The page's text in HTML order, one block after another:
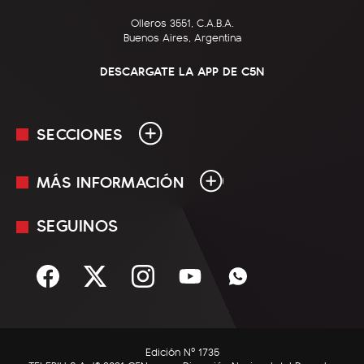
Olleros 3551, C.A.B.A.
Buenos Aires, Argentina
DESCARGATE LA APP DE C5N
SECCIONES
En Vivo
Sociedad
C5N Autos
MÁS INFORMACIÓN
Mediakit
Términos y condiciones
SEGUINOS
Edición Nº 1735